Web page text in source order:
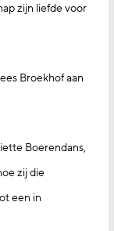
zijn liefde voor
Broekhof aan
Boerendans,
zij die
een in